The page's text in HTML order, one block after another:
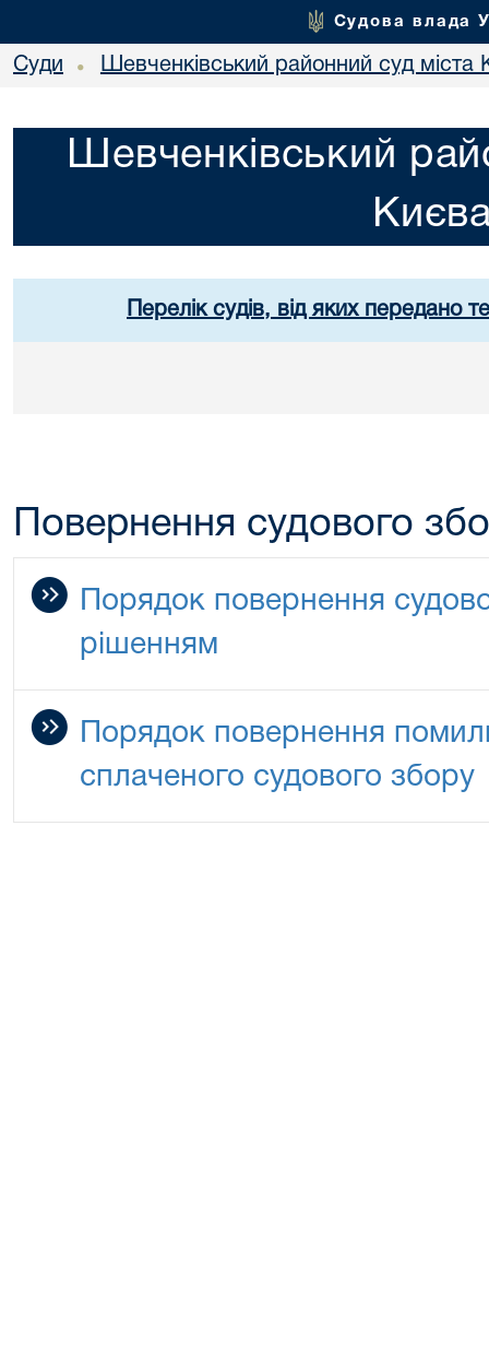
Судова влада
Суди • Шевченківський районний суд міста
Шевченківський
Перелік судів, від яких передано
Повернення судового
Порядок повернення
рішенням
Порядок повернення
сплаченого судового збору